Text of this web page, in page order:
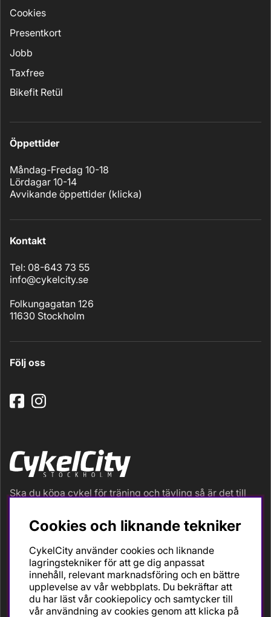
Cookies
Presentkort
Jobb
Taxfree
Bikefit Retül
Öppettider
Måndag-Fredag 10-18
Lördagar 10-14
Avvikande öppettider (klicka)
Kontakt
Tel: 08-643 73 55
info@cykelcity.se
Folkungagatan 126
11630 Stockholm
Följ oss
Ska du köpa cykel för träning och tävling så är det till
Vi är en mycket personlig cykelaffär med hög
servicegrad och alla vi som jobbar är inbitna cyklister
och dess produkter. Gör din bästa cykelaffär på
CykelCity!
Cookies och liknande tekniker
CykelCity använder cookies och liknande
lagringstekniker för att ge dig anpassat
innehåll, relevant marknadsföring och en bättre
upplevelse av vår webbplats. Du bekräftar att
du har läst vår cookiepolicy och samtycker till
vår användning av cookies genom att klicka på